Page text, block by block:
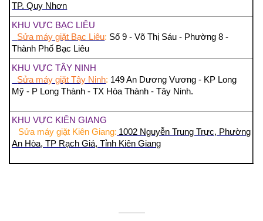
TP. Quy Nhơn
KHU VỰC BẠC LIÊU
Sửa máy giặt Bạc Liêu: Số 9 - Võ Thị Sáu - Phường 8 -
Thành Phố Bạc Liêu
KHU VỰC TÂY NINH
Sửa máy giặt Tây Ninh: 149 An Dương Vương - KP Long
Mỹ - P Long Thành - TX Hòa Thành - Tây Ninh.
KHU VỰC KIÊN GIANG
Sửa máy giặt Kiên Giang: 1002 Nguyễn Trung Trực, Phường
An Hòa, TP Rạch Giá, Tỉnh Kiên Giang